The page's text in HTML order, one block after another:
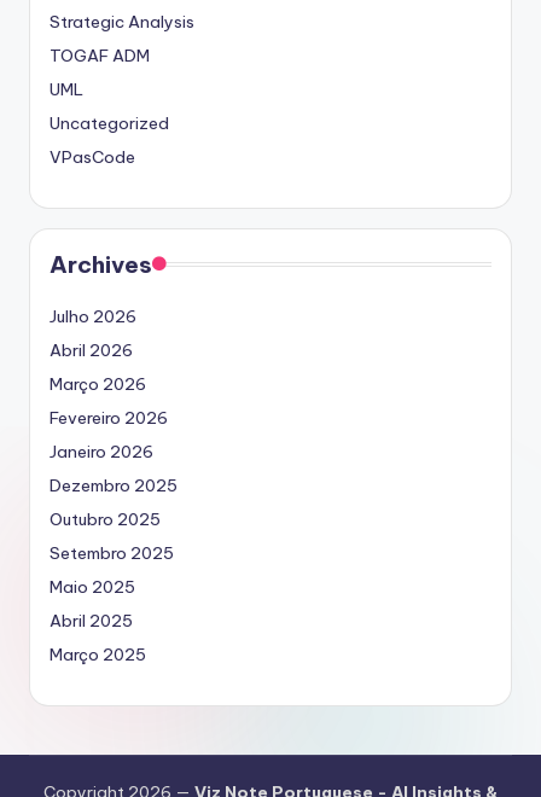
Strategic Analysis
TOGAF ADM
UML
Uncategorized
VPasCode
Archives
Julho 2026
Abril 2026
Março 2026
Fevereiro 2026
Janeiro 2026
Dezembro 2025
Outubro 2025
Setembro 2025
Maio 2025
Abril 2025
Março 2025
Copyright 2026 — Viz Note Portuguese - AI Insights &